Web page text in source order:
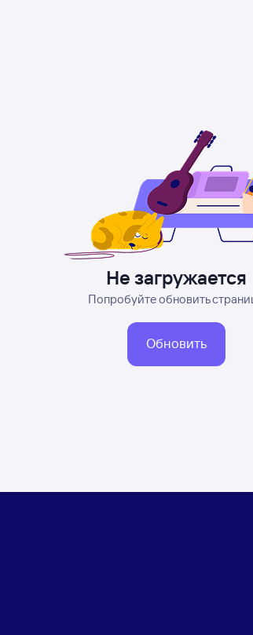
Не загружается
Попробуйте обновить
Обновить